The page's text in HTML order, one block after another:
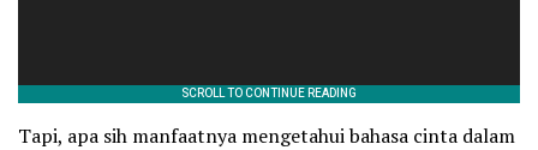
Tapi, apa sih manfaatnya mengetahui bahasa cinta dalam